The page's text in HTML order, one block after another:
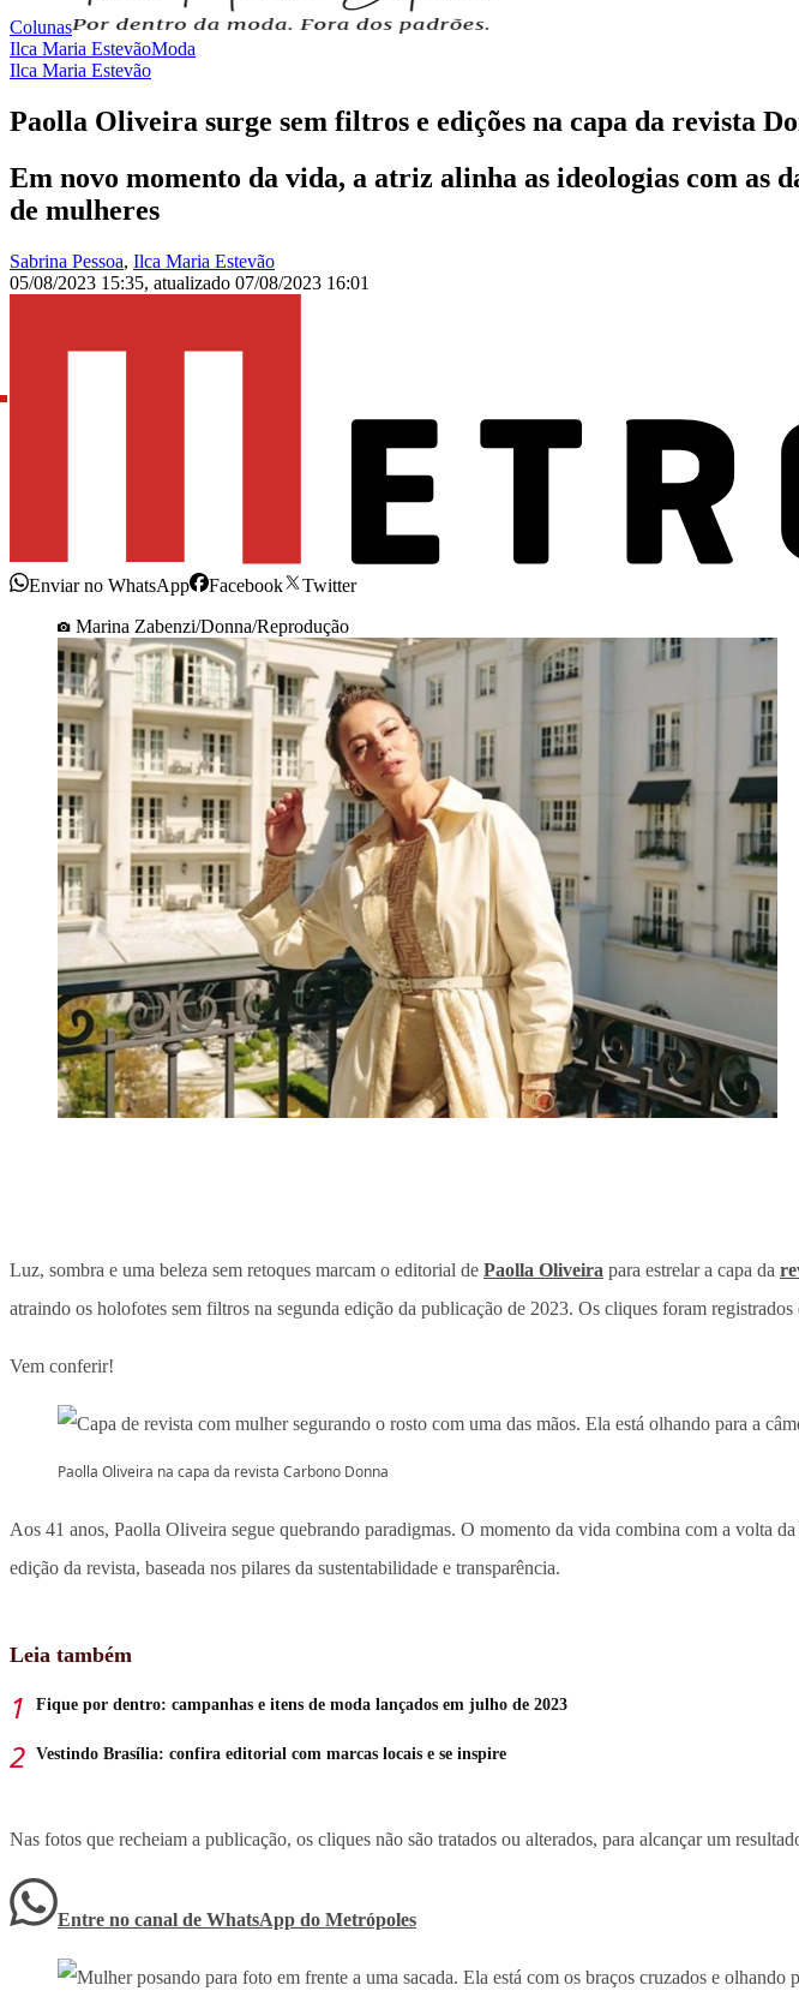
Colunas
Ilca Maria EstevãoModa
Ilca Maria Estevão
Paolla Oliveira surge sem filtros e edições na capa da revista
Em novo momento da vida, a atriz alinha as ideologias com
de mulheres
Sabrina Pessoa, Ilca Maria Estevão
05/08/2023 15:35, atualizado 07/08/2023 16:01
Enviar no WhatsApp Facebook
Twitter
Marina Zabenzi/Donna/Reprodução
Luz, sombra e uma beleza sem retoques marcam o editorial de Paolla Oliveira para estrelar a capa da
atraindo os holofotes sem filtros na segunda edição da publicação de 2023. Os cliques foram registrados
Vem conferir!
Paolla Oliveira na capa da revista Carbono Donna
Aos 41 anos, Paolla Oliveira segue quebrando paradigmas. O momento da vida combina com a volta
edição da revista, baseada nos pilares da sustentabilidade e transparência.
Leia também
Fique por dentro: campanhas e itens de moda lançados em julho de 2023
Vestindo Brasília: confira editorial com marcas locais e se inspire
Nas fotos que recheiam a publicação, os cliques não são tratados ou alterados, para alcançar um
Entre no canal de WhatsApp do Metrópoles